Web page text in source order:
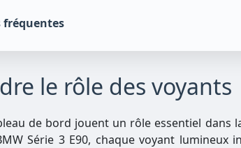
fréquentes
le rôle des voyants
de bord jouent un rôle essentiel
Série 3 E90, chaque voyant lumineux